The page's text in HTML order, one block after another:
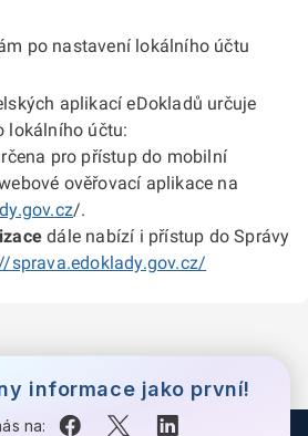
po nastavení lokálního účtu
aplikací eDokladů určuje
lokálního účtu:
pro přístup do mobilní
ověřovací aplikace na
/.
dále nabízí i přístup do Správy
sprava.edoklady.gov.cz/
informace jako první!
na: